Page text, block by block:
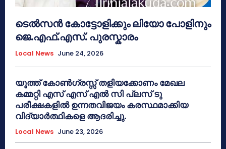
ടെൽസൻ കോട്ടോളിക്കും ലിയോ പോളിനും
ജെ.എഫ്.എസ്. പുരസ്കാരം
Local News June 24, 2026
യൂത്ത് കോൺഗ്രസ്സ് തളിയക്കോണം മേഖല
കമ്മറ്റി എസ് എസ് എൽ സി പ്ലസ് ടു
പരീക്ഷകളിൽ ഉന്നതവിജയം കരസ്ഥമാക്കിയ
വിദ്യാർത്ഥികളെ ആദരിച്ചു.
Local News June 23, 2026